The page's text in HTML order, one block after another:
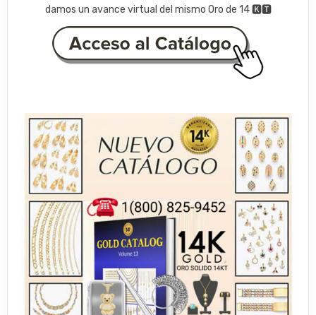
damos un avance virtual del mismo Oro de 14 🅺🆃